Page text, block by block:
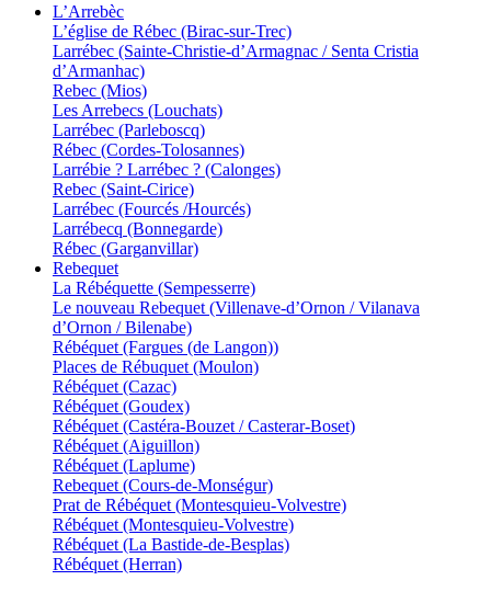
L’Arrebèc
L’église de Rébec (Birac-sur-Trec)
Larrébec (Sainte-Christie-d’Armagnac / Senta Cristia
d’Armanhac)
Rebec (Mios)
Les Arrebecs (Louchats)
Larrébec (Parleboscq)
Rébec (Cordes-Tolosannes)
Larrébie ? Larrébec ? (Calonges)
Rebec (Saint-Cirice)
Larrébec (Fourcés /Hourcés)
Larrébecq (Bonnegarde)
Rébec (Garganvillar)
Rebequet
La Rébéquette (Sempesserre)
Le nouveau Rebequet (Villenave-d’Ornon / Vilanava
d’Ornon / Bilenabe)
Rébéquet (Fargues (de Langon))
Places de Rébuquet (Moulon)
Rébéquet (Cazac)
Rébéquet (Goudex)
Rébéquet (Castéra-Bouzet / Casterar-Boset)
Rébéquet (Aiguillon)
Rébéquet (Laplume)
Rebequet (Cours-de-Monségur)
Prat de Rébéquet (Montesquieu-Volvestre)
Rébéquet (Montesquieu-Volvestre)
Rébéquet (La Bastide-de-Besplas)
Rébéquet (Herran)